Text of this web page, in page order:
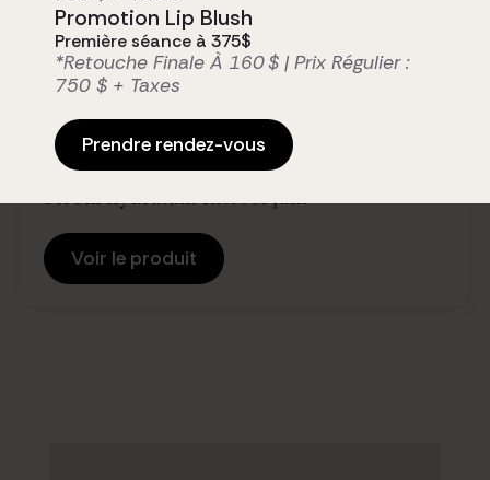
Sérum Hydratant Ressourçant
Voir le produit
Promotion Lip Blush
Première séance à 375$
*Retouche Finale À 160 $ | Prix Régulier :
750 $ + Taxes
Prendre rendez-vous